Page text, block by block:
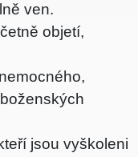
ven.
objetí,
jsou vyškoleni